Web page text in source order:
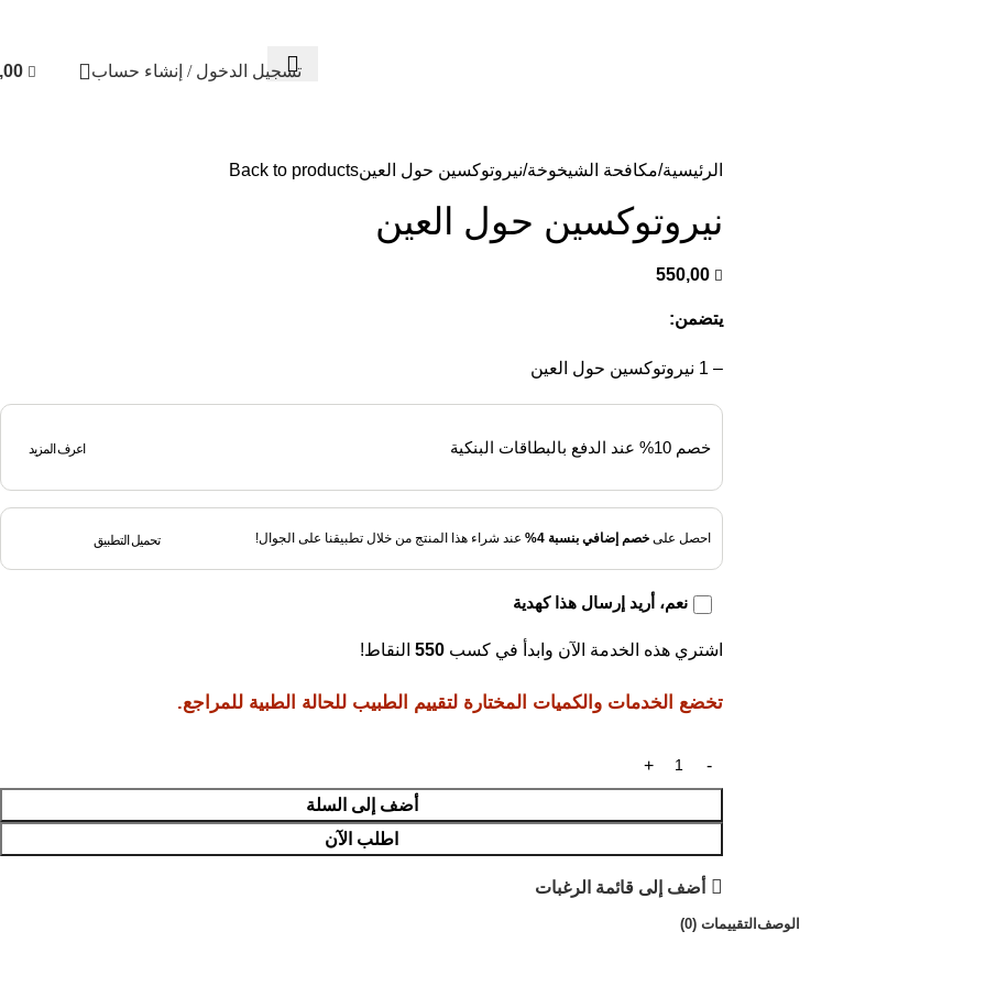
تسجيل الدخول / إنشاء حساب
الرئيسية مكافحة الشيخوخة نيروتوكسين حول العينBack to products
نيروتوكسين حول العين
550,00
يتضمن:
– 1 نيروتوكسين حول العين
خصم 10% عند الدفع بالبطاقات البنكية اعرف المزيد
احصل على خصم إضافي بنسبة 4% عند شراء هذا المنتج من خلال تطبيقنا على الجوال! تحميل التطبيق
نعم، أريد إرسال هذا كهدية
اشتري هذه الخدمة الآن وابدأ في كسب 550 النقاط!
أضف إلى السلة
اطلب الآن
تخضع الخدمات والكميات المختارة لتقييم الطبيب للحالة الطبية للمراجع.
أضف إلى قائمة الرغبات
الوصفالتقييمات (0)